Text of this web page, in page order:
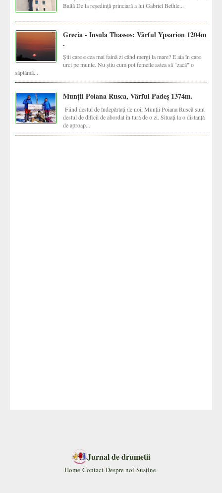
Baltă De la reședință princiară a lui Gabriel Bethle...
Grecia - Insula Thassos: Vârful Ypsarion 1204m
.
Știi care e cea mai faină zi când mergi la mare? E aia în care
urci pe munte. Nu știu cum pot femeile astea să "zacă" o
săptămâ...
Munții Poiana Rusca, Vârful Padeș 1374m.
Fiind destul de îndepărtați de noi, Munții Poiana Ruscă sunt
destul de dificil de abordat în tură de o zi. Situați la o distanță
de aproap...
Jurnal de drumetii
Home·Contact·Despre noi·Susține·